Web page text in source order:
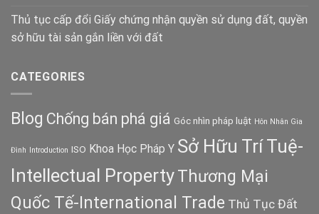
Thủ tục cấp đổi Giấy chứng nhận quyền sử dụng đất, quyền
sở hữu tài sản gắn liền với đất
CATEGORIES
Blog Chống bán phá giá Góc nhìn pháp luật Hôn Nhân Gia
Đình Introduction ISO Khoa Học Pháp Y Sở Hữu Trí Tuệ-
Intellectual PropertyThương Mại
Quốc Tế-International Trade Thủ Tục Đất